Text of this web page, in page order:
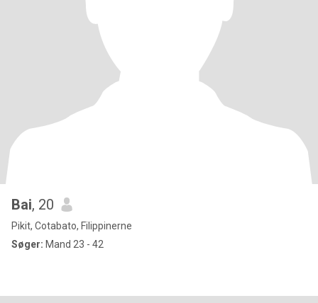
Bai, 20
Pikit, Cotabato, Filippinerne
Søger: Mand 23 - 42